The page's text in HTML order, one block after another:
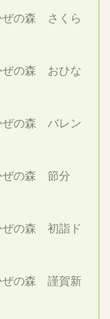
ぜの森 さくら
ぜの森 おひな
ぜの森 バレン
ぜの森 節分
ぜの森 初詣ド
ぜの森 謹賀新